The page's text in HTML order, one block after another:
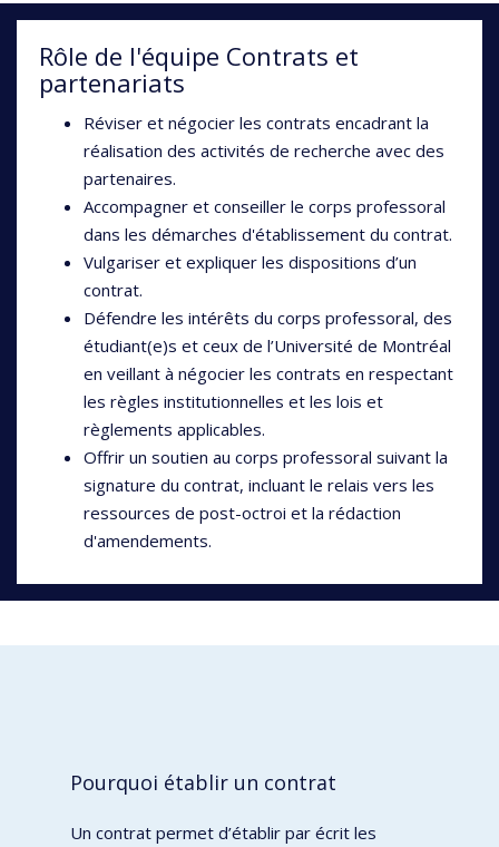
Rôle de l'équipe Contrats et
partenariats
Réviser et négocier les contrats encadrant la
réalisation des activités de recherche avec des
partenaires.
Accompagner et conseiller le corps professoral
dans les démarches d'établissement du contrat.
Vulgariser et expliquer les dispositions d’un
contrat.
Défendre les intérêts du corps professoral, des
étudiant(e)s et ceux de l’Université de Montréal
en veillant à négocier les contrats en respectant
les règles institutionnelles et les lois et
règlements applicables.
Offrir un soutien au corps professoral suivant la
signature du contrat, incluant le relais vers les
ressources de post-octroi et la rédaction
d'amendements.
Pourquoi établir un contrat
Un contrat permet d’établir par écrit les